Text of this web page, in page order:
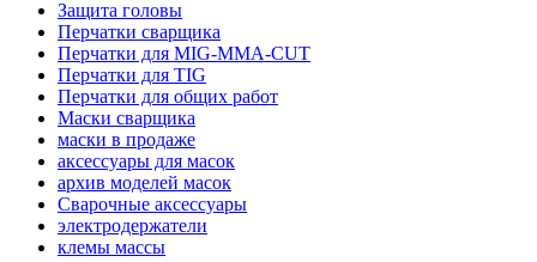
Защита головы
Перчатки сварщика
Перчатки для MIG-MMA-CUT
Перчатки для TIG
Перчатки для общих работ
Маски сварщика
маски в продаже
аксессуары для масок
архив моделей масок
Сварочные аксессуары
электродержатели
клемы массы